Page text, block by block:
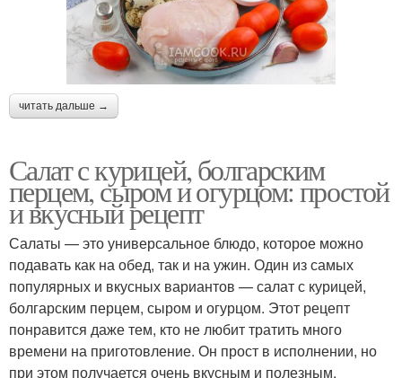
читать дальше →
Салат с курицей, болгарским
перцем, сыром и огурцом: простой
и вкусный рецепт
Салаты — это универсальное блюдо, которое можно
подавать как на обед, так и на ужин. Один из самых
популярных и вкусных вариантов — салат с курицей,
болгарским перцем, сыром и огурцом. Этот рецепт
понравится даже тем, кто не любит тратить много
времени на приготовление. Он прост в исполнении, но
при этом получается очень вкусным и полезным.